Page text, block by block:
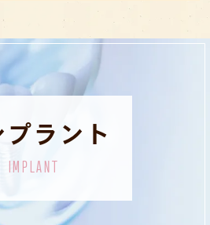
プラント
IMPLANT